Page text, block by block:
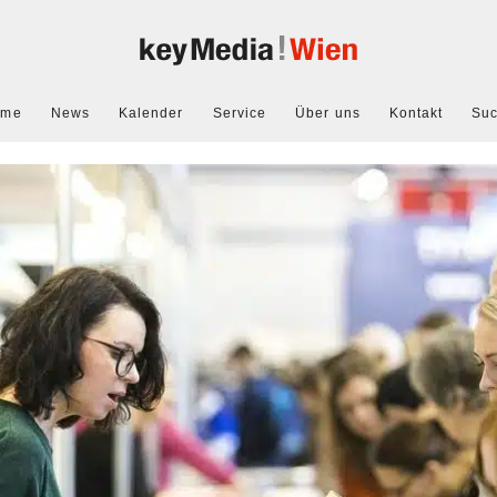
News Kalender Service Über uns Kontakt